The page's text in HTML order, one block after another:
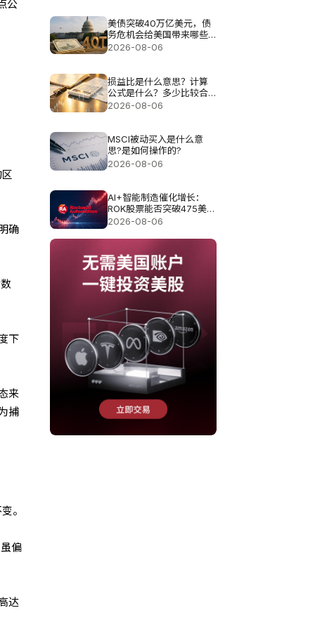
公
确
下
来
捕
。
偏
达
美债突破40万亿美元，债
务危机会给美国带来哪些
影响?
2026-08-06
损益比是什么意思？计算
公式是什么？多少比较合
理？
2026-08-06
MSCI被动买入是什么意
思?是如何操作的?
2026-08-06
AI+智能制造催化增长：
ROK股票能否突破475美元
目标价？
2026-08-06